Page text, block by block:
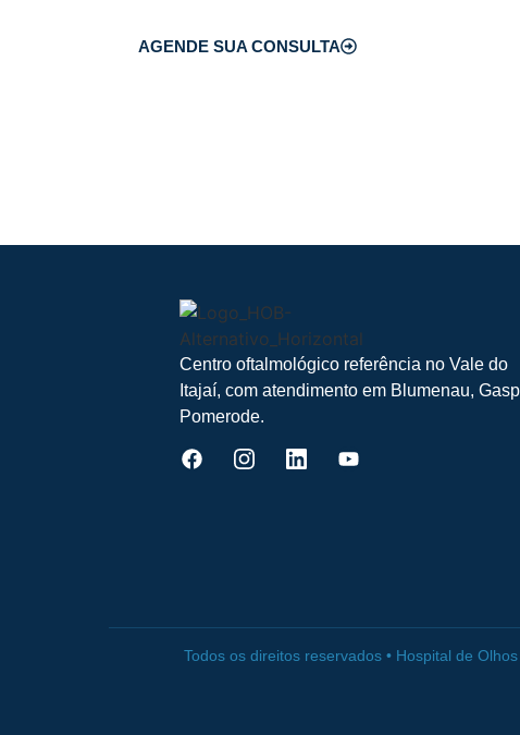
AGENDE SUA CONSULTA
Centro oftalmológico referência no Vale do
Itajaí, com atendimento em Blumenau,
Pomerode.
Todos os direitos reservados • Hospital de